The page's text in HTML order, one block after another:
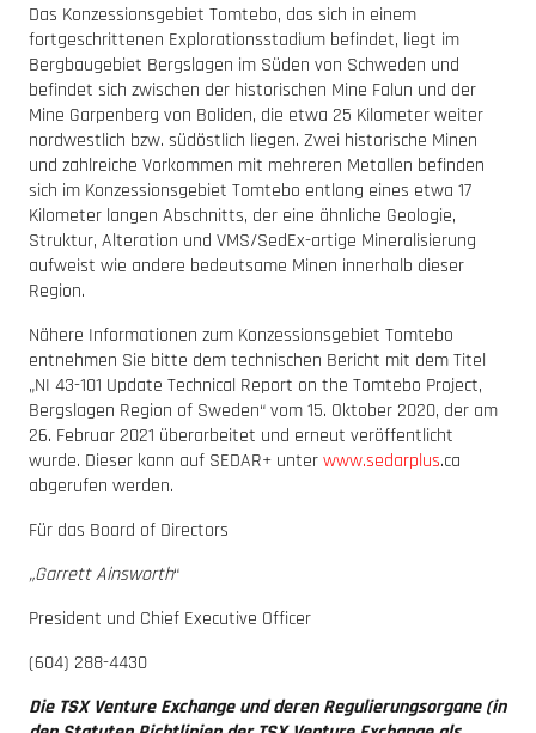
Das Konzessionsgebiet Tomtebo, das sich in einem
fortgeschrittenen Explorationsstadium befindet, liegt im
Bergbaugebiet Bergslagen im Süden von Schweden und
befindet sich zwischen der historischen Mine Falun und der
Mine Garpenberg von Boliden, die etwa 25 Kilometer weiter
nordwestlich bzw. südöstlich liegen. Zwei historische Minen
und zahlreiche Vorkommen mit mehreren Metallen befinden
sich im Konzessionsgebiet Tomtebo entlang eines etwa 17
Kilometer langen Abschnitts, der eine ähnliche Geologie,
Struktur, Alteration und VMS/SedEx-artige Mineralisierung
aufweist wie andere bedeutsame Minen innerhalb dieser
Region.
Nähere Informationen zum Konzessionsgebiet Tomtebo
entnehmen Sie bitte dem technischen Bericht mit dem Titel
„NI 43-101 Update Technical Report on the Tomtebo Project,
Bergslagen Region of Sweden“ vom 15. Oktober 2020, der am
26. Februar 2021 überarbeitet und erneut veröffentlicht
wurde. Dieser kann auf SEDAR+ unterwww.sedarplus.ca
abgerufen werden.
Für das Board of Directors
„Garrett Ainsworth“
President und Chief Executive Officer
(604) 288-4430
Die TSX Venture Exchange und deren Regulierungsorgane (in